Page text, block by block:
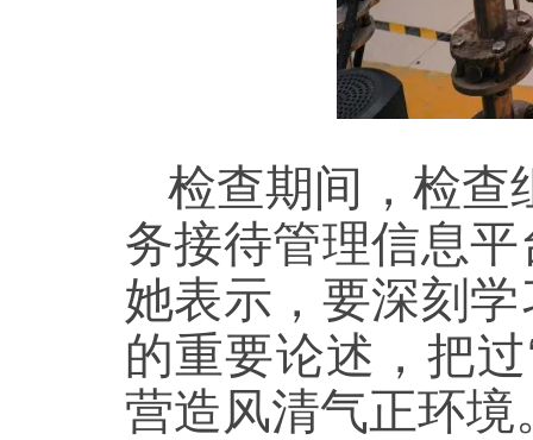
检查期间，检查
务接待管理信息
她表示，要深刻
的重要论述，把
营造风清气正环境